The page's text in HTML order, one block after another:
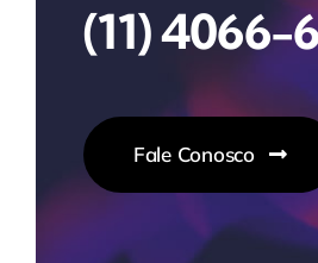
(11) 4066-
Fale Conosco